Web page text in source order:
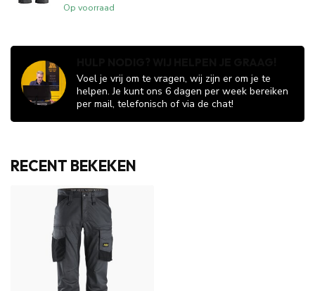
Op voorraad
Voel je vrij om te vragen, wij zijn er om je te
helpen. Je kunt ons 6 dagen per week bereiken
per mail, telefonisch of via de chat!
RECENT BEKEKEN